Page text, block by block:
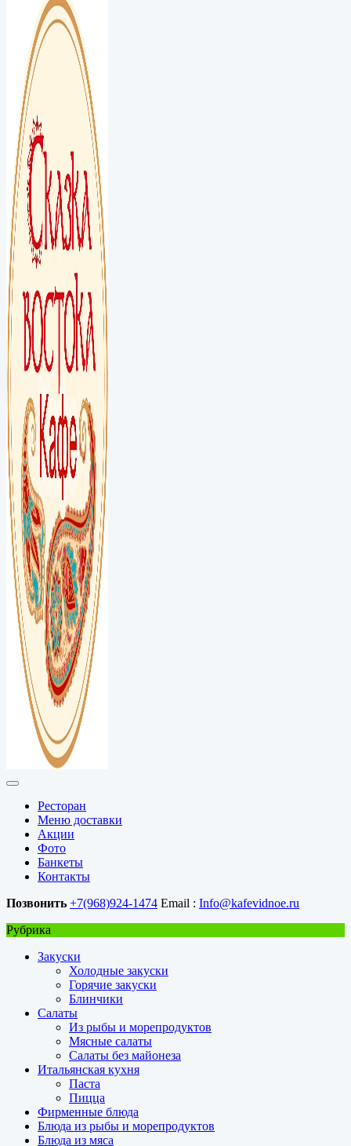
Ресторан
Меню доставки
Акции
Фото
Банкеты
Контакты
Позвонить +7(968)924-1474 Email : Info@kafevidnoe.ru
Рубрика
Закуски
Холодные закуски
Горячие закуски
Блинчики
Салаты
Из рыбы и морепродуктов
Мясные салаты
Салаты без майонеза
Итальянская кухня
Паста
Пицца
Фирменные блюда
Блюда из рыбы и морепродуктов
Блюда из мяса